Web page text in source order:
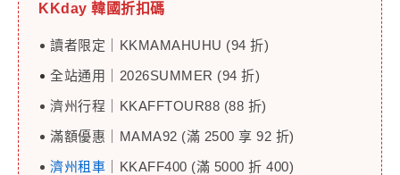
KKday 韓國折扣碼
讀者限定｜KKMAMAHUHU (94 折)
全站通用｜2026SUMMER (94 折)
濟州行程｜KKAFFTOUR88 (88 折)
滿額優惠｜MAMA92 (滿 2500 享 92 折)
濟州租車 ｜KKAFF400 (滿 5000 折 400)